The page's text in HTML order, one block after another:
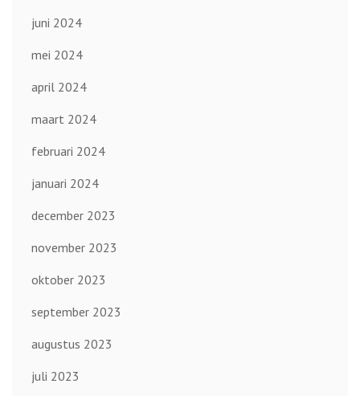
juni 2024
mei 2024
april 2024
maart 2024
februari 2024
januari 2024
december 2023
november 2023
oktober 2023
september 2023
augustus 2023
juli 2023